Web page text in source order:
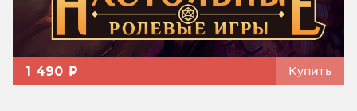
1 490 ₽ Купить